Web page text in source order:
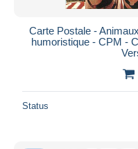
Carte Postale -
humoristique - CPM -
Status